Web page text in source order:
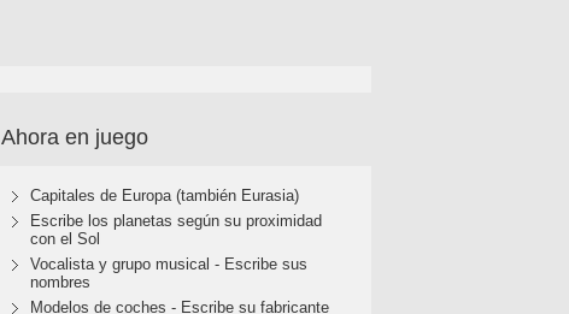
Ahora en juego
Capitales de Europa (también Eurasia)
Escribe los planetas según su proximidad
con el Sol
Vocalista y grupo musical - Escribe sus
nombres
Modelos de coches - Escribe su fabricante